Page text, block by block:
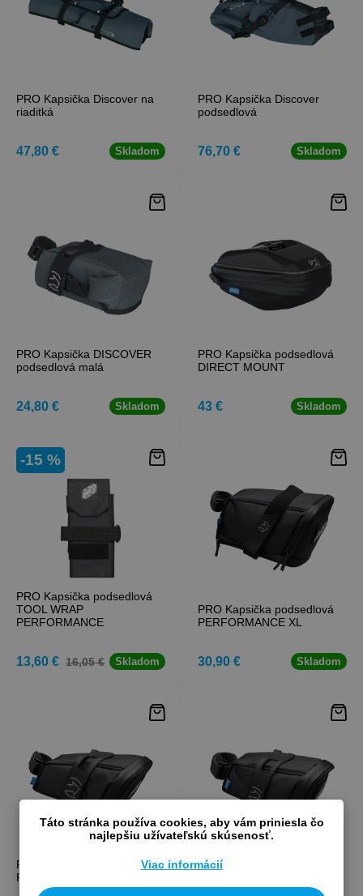
Táto stránka používa cookies, aby vám priniesla čo
najlepšiu užívateľskú skúsenosť.
Viac informácií
PRO Kapsička Discover na
riaditká
47,80 € Skladom
PRO Kapsička Discover
podsedlová
76,70 € Skladom
PRO Kapsička DISCOVER
podsedlová malá
24,80 € Skladom
PRO Kapsička podsedlová
DIRECT MOUNT
43 € Skladom
PRO Kapsička podsedlová
TOOL WRAP
PERFORMANCE
-15 %
13,60 € 16,05 € Skladom
PRO Kapsička podsedlová
PERFORMANCE XL
30,90 € Skladom
PRO Kapsička podsedlová
PERFORMANCE L
PRO Kapsička podsedlová